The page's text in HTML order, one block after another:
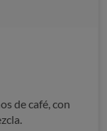
de café, con